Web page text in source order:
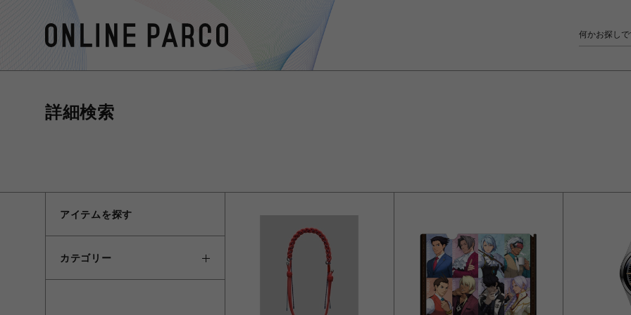
詳細検索
アイテムを探す
カテゴリー